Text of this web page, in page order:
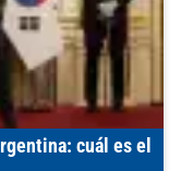
cuál es el